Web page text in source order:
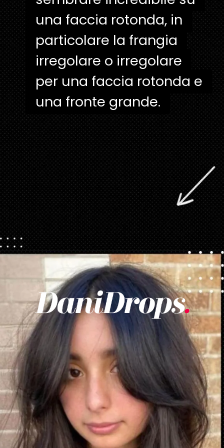
una faccia rotonda, in
particolare la frangia
irregolare o irregolare
per una faccia rotonda e
una fronte grande.
una faccia rotonda, in
particolare la frangia
irregolare o irregolare
per una faccia rotonda e
https://danidrops.com.br/it/taglio-di-capelli-con-la-frangetta/